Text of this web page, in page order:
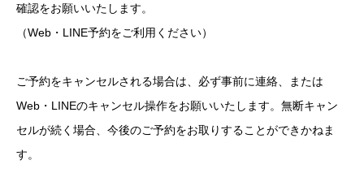
確認をお願いいたします。
（Web・LINE予約をご利用ください）
ご予約をキャンセルされる場合は、必ず事前に連絡、または
Web・LINEのキャンセル操作をお願いいたします。無断キャン
セルが続く場合、今後のご予約をお取りすることができかねま
す。